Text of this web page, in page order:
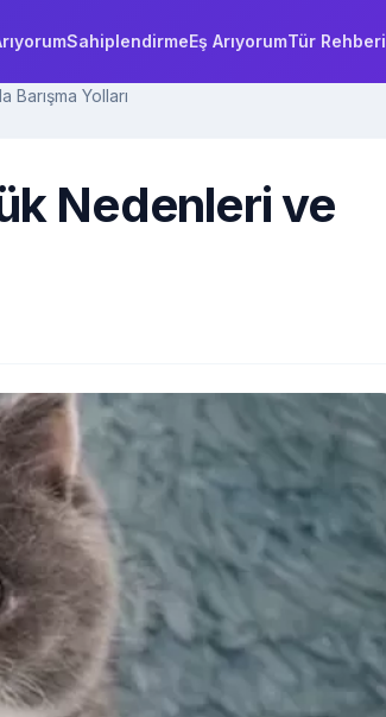
SahiplendirmeEş ArıyorumTür Rehberi
Yolları
Nedenleri ve